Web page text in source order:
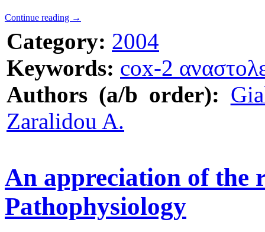
Continue reading →
Category: 2004
Keywords: cox-2
Authors (a/b order):
Zaralidou A.
Αn appreciation of the
Pathophysiology